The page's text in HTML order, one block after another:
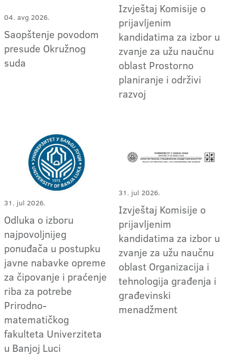
04. avg 2026.
Saopštenje povodom
presude Okružnog
suda
Izvještaj Komisije o
prijavljenim
kandidatima za izbor u
zvanje za užu naučnu
oblast Prostorno
planiranje i održivi
razvoj
31. jul 2026.
Odluka o izboru
najpovoljnijeg
ponuđača u postupku
javne nabavke opreme
za čipovanje i praćenje
riba za potrebe
Prirodno-
matematičkog
fakulteta Univerziteta
u Banjoj Luci
31. jul 2026.
Izvještaj Komisije o
prijavljenim
kandidatima za izbor u
zvanje za užu naučnu
oblast Organizacija i
tehnologija građenja i
građevinski
menadžment